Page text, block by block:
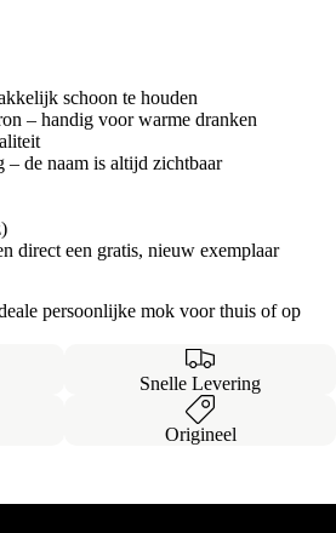
schoon te houden
– handig voor warme dranken
de naam is altijd zichtbaar
direct een gratis, nieuw exemplaar
persoonlijke mok voor thuis of op
Snelle Levering
Origineel